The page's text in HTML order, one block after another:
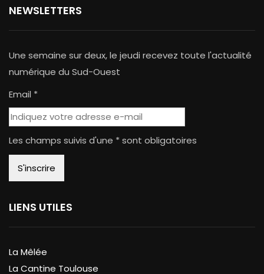
NEWSLETTERS
Une semaine sur deux, le jeudi recevez toute l'actualité
numérique du Sud-Ouest
Email *
Les champs suivis d'une * sont obligatoires
LIENS UTILES
La Mêlée
La Cantine Toulouse